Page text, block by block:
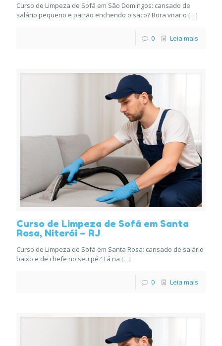
Curso de Limpeza de Sofá em São Domingos: cansado de
salário pequeno e patrão enchendo o saco? Bora virar o […]
0 Leia mais
Curso de Limpeza de Sofá em Santa
Rosa, Niterói – RJ
Curso de Limpeza de Sofá em Santa Rosa: cansado de salário
baixo e de chefe no seu pé? Tá na […]
0 Leia mais